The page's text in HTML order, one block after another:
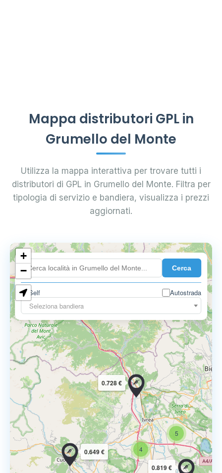
Mappa distributori GPL in
Grumello del Monte
Utilizza la mappa interattiva per trovare tutti i
distributori di GPL in Grumello del Monte. Filtra per
tipologia di servizio e bandiera, visualizza i prezzi
aggiornati.
Cerca
Self
Autostrada
Seleziona bandiera
4
5
0.819 €
0.649 €
0.728 €
0.899 €
+
−